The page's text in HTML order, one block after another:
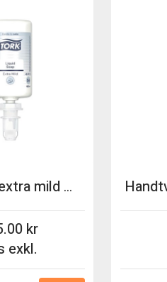
Handtvål extra mild flytande Tork S4 1000ml 6st/fp
exkl.